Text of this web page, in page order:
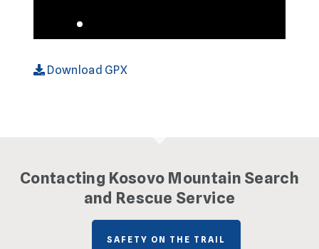
Download GPX
Contacting Kosovo Mountain Search
and Rescue Service
SAFETY ON THE TRAIL